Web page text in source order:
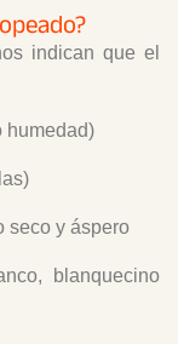
indican que el
humedad)
seco y áspero
blanquecino